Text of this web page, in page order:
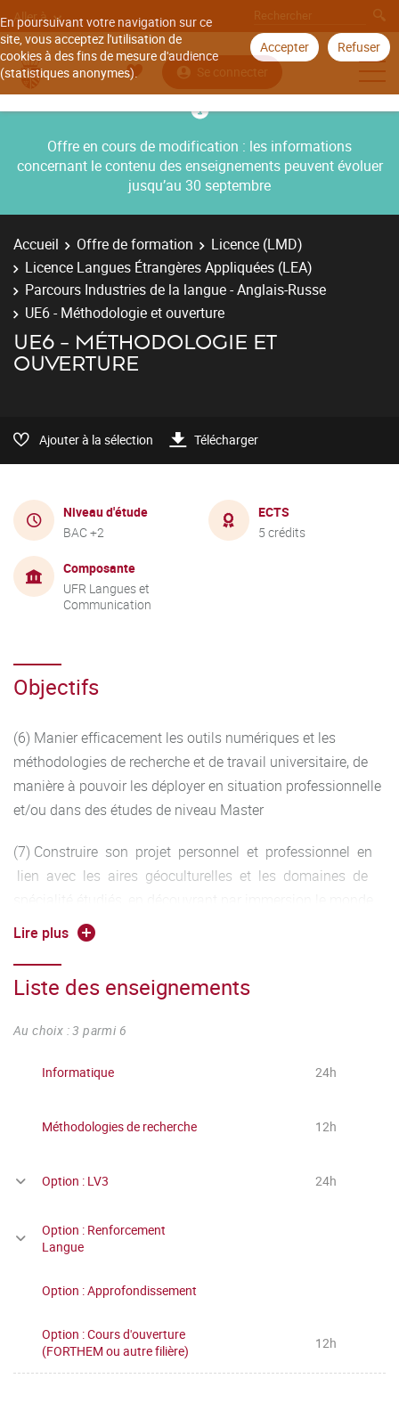
En poursuivant votre navigation sur ce
site, vous acceptez l'utilisation de
cookies à des fins de mesure d'audience
(statistiques anonymes).
Accepter Refuser
Aller à
Se connecter
Offre en cours de modification : les informations
concernant le contenu des enseignements peuvent évoluer
jusqu’au 30 septembre
Accueil Offre de formation
Licence (LMD)
Licence Langues Étrangères Appliquées (LEA)
Parcours Industries de la langue - Anglais-Russe
UE6 - Méthodologie et ouverture
UE6 - MÉTHODOLOGIE ET
OUVERTURE
Ajouter à la sélection Télécharger
Niveau d'étude
BAC +2
ECTS
5 crédits
Composante
UFR Langues et
Communication
Objectifs
(6) Manier efficacement les outils numériques et les
méthodologies de recherche et de travail universitaire, de
manière à pouvoir les déployer en situation professionnelle
et/ou dans des études de niveau Master
(7) Construire son projet personnel et professionnel en
lien avec les aires géoculturelles et les domaines de
de l’entreprise.
Lire plus
Liste des enseignements
Au choix : 3 parmi 6
Informatique 24h
Méthodologies de recherche 12h
Option : LV3 24h
Option : Renforcement
Langue
Option : Approfondissement
Option : Cours d'ouverture
(FORTHEM ou autre filière)
12h